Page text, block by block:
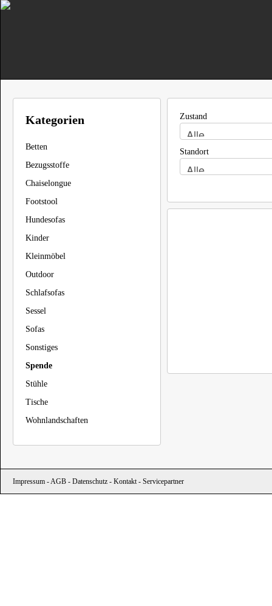
Kategorien
Betten
Bezugsstoffe
Chaiselongue
Footstool
Hundesofas
Kinder
Kleinmöbel
Outdoor
Schlafsofas
Sessel
Sofas
Sonstiges
Spende
Stühle
Tische
Wohnlandschaften
Zustand
Standort
Impressum -AGB - Datenschutz - Kontakt- Servicepartner